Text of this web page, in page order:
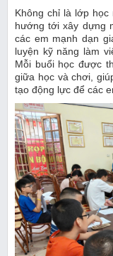
Không chỉ là lớp
hướng tới xây dựng
các em mạnh dạn
luyện kỹ năng làm
Mỗi buổi học được
giữa học và chơi,
tạo động lực để các